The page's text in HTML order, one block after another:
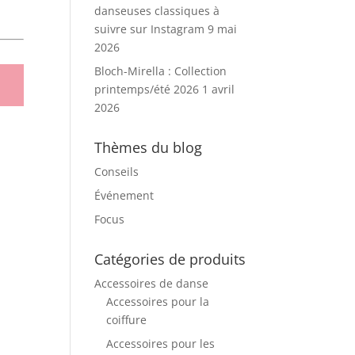
danseuses classiques à
suivre sur Instagram 9 mai
2026
Bloch-Mirella : Collection
printemps/été 2026 1 avril
2026
Thèmes du blog
Conseils
Événement
Focus
Catégories de produits
Accessoires de danse
Accessoires pour la
coiffure
Accessoires pour les